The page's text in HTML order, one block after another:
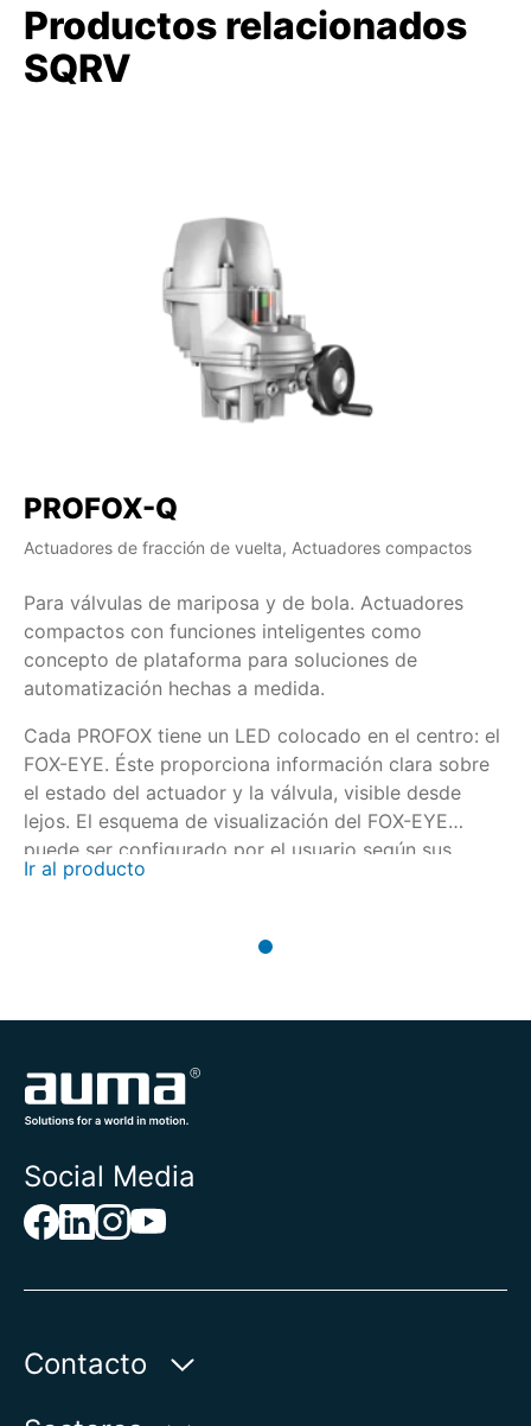
Productos relacionados
SQRV
PROFOX-Q
Actuadores de fracción de vuelta, Actuadores compactos
Para válvulas de mariposa y de bola. Actuadores
compactos con funciones inteligentes como
concepto de plataforma para soluciones de
automatización hechas a medida.
Cada PROFOX tiene un LED colocado en el centro: el
FOX-EYE. Éste proporciona información clara sobre
el estado del actuador y la válvula, visible desde
lejos. El esquema de visualización del FOX-EYE
puede ser configurado por el usuario según sus
gustos.
Ir al producto
Social Media
Contacto